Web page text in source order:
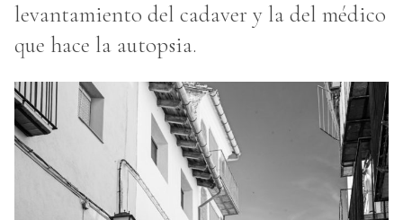
levantamiento del cadaver y la del médico
que hace la autopsia.